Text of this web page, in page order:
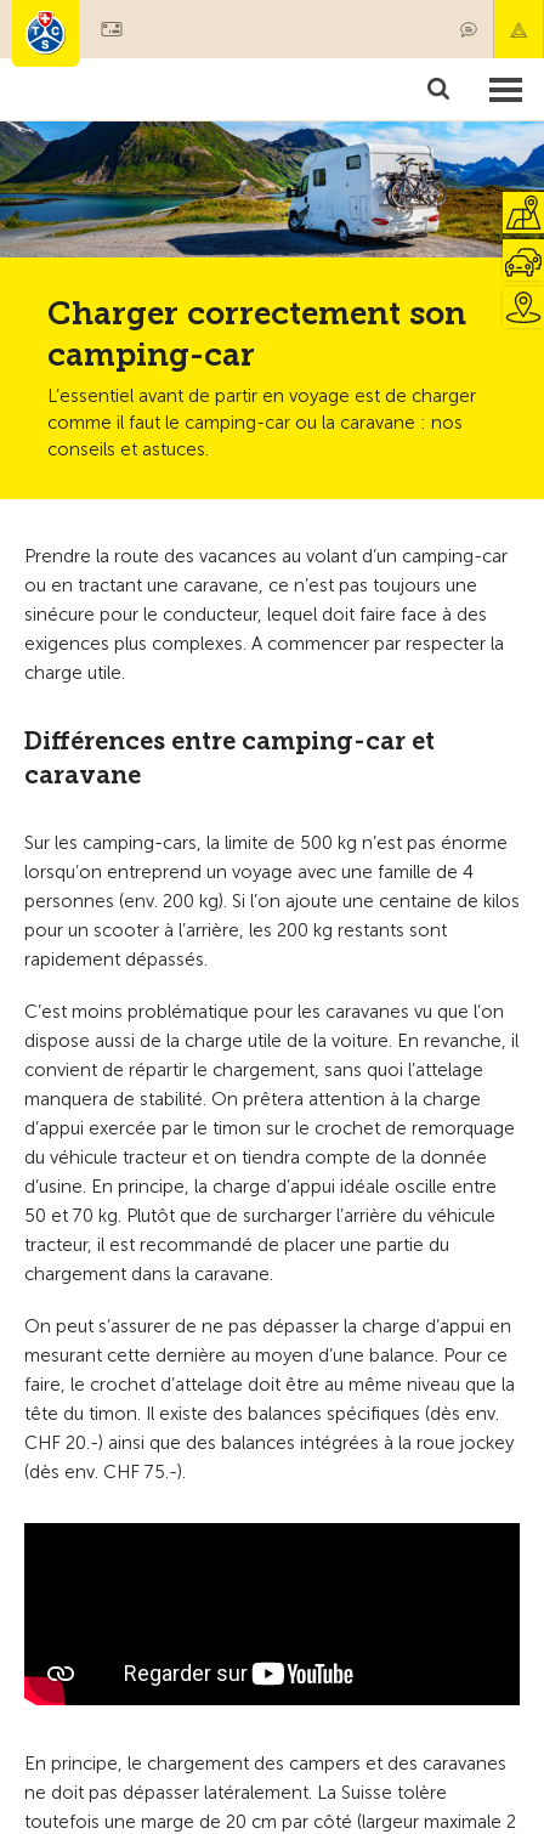
Membres & prestations
Tests, sécurité & santé
Charger correctement son
camping-car
L’essentiel avant de partir en voyage est de charger
comme il faut le camping-car ou la caravane : nos
conseils et astuces.
Prendre la route des vacances au volant d’un camping-car
ou en tractant une caravane, ce n’est pas toujours une
sinécure pour le conducteur, lequel doit faire face à des
exigences plus complexes. A commencer par respecter la
charge utile.
Différences entre camping-car et
caravane
Sur les camping-cars, la limite de 500 kg n’est pas énorme
lorsqu’on entreprend un voyage avec une famille de 4
personnes (env. 200 kg). Si l’on ajoute une centaine de kilos
pour un scooter à l’arrière, les 200 kg restants sont
rapidement dépassés.
C’est moins problématique pour les caravanes vu que l’on
dispose aussi de la charge utile de la voiture. En revanche, il
convient de répartir le chargement, sans quoi l’attelage
manquera de stabilité. On prêtera attention à la charge
d’appui exercée par le timon sur le crochet de remorquage
du véhicule tracteur et on tiendra compte de la donnée
d’usine. En principe, la charge d’appui idéale oscille entre
50 et 70 kg. Plutôt que de surcharger l’arrière du véhicule
tracteur, il est recommandé de placer une partie du
chargement dans la caravane.
On peut s’assurer de ne pas dépasser la charge d’appui en
mesurant cette dernière au moyen d’une balance. Pour ce
faire, le crochet d’attelage doit être au même niveau que la
tête du timon. Il existe des balances spécifiques (dès env.
CHF 20.-) ainsi que des balances intégrées à la roue jockey
(dès env. CHF 75.-).
En principe, le chargement des campers et des caravanes
ne doit pas dépasser latéralement. La Suisse tolère
toutefois une marge de 20 cm par côté (largeur maximale 2